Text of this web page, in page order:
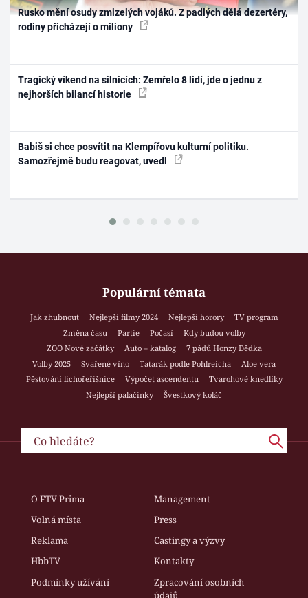
Rusko mění osudy zmizelých vojáků. Z padlých dělá dezertéry,
rodiny přicházejí o miliony
Tragický víkend na silnicích: Zemřelo 8 lidí, jde o jednu z
nejhorších bilancí historie
Babiš si chce posvítit na Klempířovu kulturní politiku.
Samozřejmě budu reagovat, uvedl
Populární témata
Jak zhubnout Nejlepší filmy 2024 Nejlepší horory
TV program
Změna času
Partie Počasí
Kdy budou volby
ZOO Nové začátky
Auto – katalog
7 pádů Honzy Dědka
Volby 2025
Svařené víno Tatarák podle Pohlreicha
Aloe vera
Pěstování lichořeřišnice
Výpočet ascendentu
Tvarohové knedlíky
Nejlepší palačinky
Švestkový koláč
O FTV Prima
Management
Volná místa
Press
Reklama
Castingy a výzvy
HbbTV
Kontakty
Podmínky užívání
Zpracování osobních
údajů